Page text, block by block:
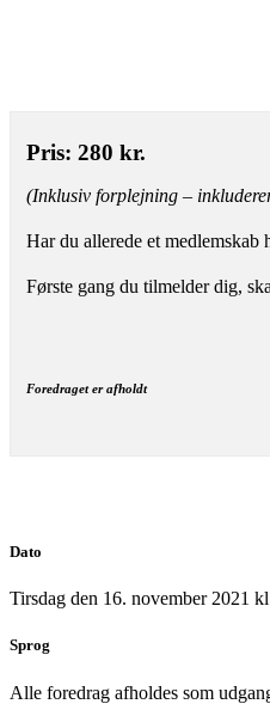
Pris: 280 kr.
(Inklusiv forplejning–
Har du allerede et
Første gang du tilmelder dig,
Foredraget er afholdt
Dato
Tirsdag den 16. november 2021
Sprog
Alle foredrag afholdes som